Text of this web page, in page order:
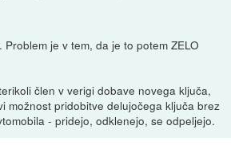
Problem je v tem, da je to potem ZELO
člen v verigi dobave novega ključa,
možnost pridobitve delujočega ključa brez
- pridejo, odklenejo, se odpeljejo.